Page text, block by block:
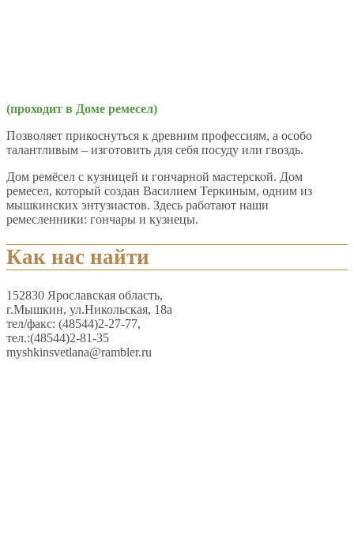
(проходит в Доме ремесел)
Позволяет прикоснуться к древним профессиям, а особо
талантливым – изготовить для себя посуду или гвоздь.
Дом ремёсел с кузницей и гончарной мастерской. Дом
ремесел, который создан Василием Теркиным, одним из
мышкинских энтузиастов. Здесь работают наши
ремесленники: гончары и кузнецы.
Как нас найти
152830 Ярославская область,
г.Мышкин, ул.Никольская, 18а
тел/факс: (48544)2-27-77,
тел.:(48544)2-81-35
myshkinsvetlana@rambler.ru